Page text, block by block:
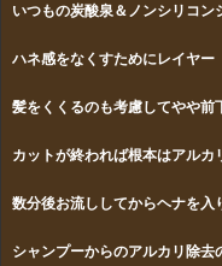
いつもの炭酸泉＆ノンシリコ
ハネ感をなくすためにレイヤー
髪をくくるのも考慮してやや前
カットが終われば根本はアルカ
数分後お流ししてからヘナを入
シャンプーからのアルカリ除去